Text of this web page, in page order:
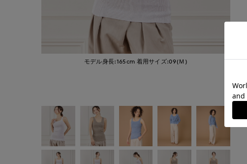
モデル身長:165cm 着用サイズ:09(Ｍ)